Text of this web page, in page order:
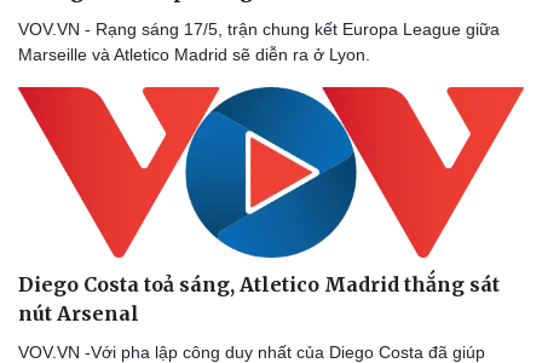
VOV.VN - Rạng sáng 17/5, trận chung kết Europa League giữa
Marseille và Atletico Madrid sẽ diễn ra ở Lyon.
Diego Costa toả sáng, Atletico Madrid thắng sát
nút Arsenal
VOV.VN -Với pha lập công duy nhất của Diego Costa đã giúp